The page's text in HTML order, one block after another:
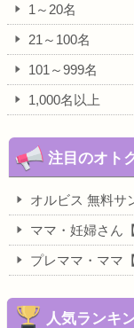
1～20名
21～100名
101～999名
1,000名以上
注目のオト
オルビス 無料サ
ママ・妊婦さん
プレママ・ママ
人気ランキ